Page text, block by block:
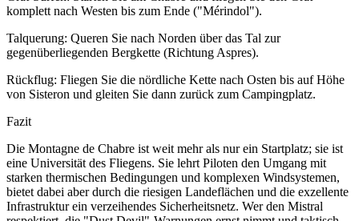
komplett nach Westen bis zum Ende ("Mérindol").
Talquerung: Queren Sie nach Norden über das Tal zur
gegenüberliegenden Bergkette (Richtung Aspres).
Rückflug: Fliegen Sie die nördliche Kette nach Osten bis auf Höhe
von Sisteron und gleiten Sie dann zurück zum Campingplatz.
Fazit
Die Montagne de Chabre ist weit mehr als nur ein Startplatz; sie ist
eine Universität des Fliegens. Sie lehrt Piloten den Umgang mit
starken thermischen Bedingungen und komplexen Windsystemen,
bietet dabei aber durch die riesigen Landeflächen und die exzellente
Infrastruktur ein verzeihendes Sicherheitsnetz. Wer den Mistral